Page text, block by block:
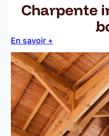
Charpente
En savoir +